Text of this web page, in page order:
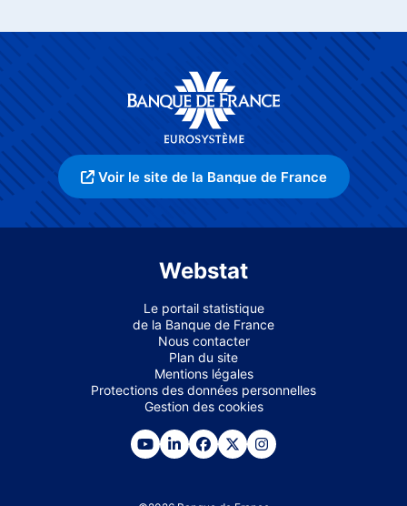
Voir le site de la Banque de France
Webstat
Le portail statistique
de la Banque de France
Nous contacter
Plan du site
Mentions légales
Protections des données personnelles
Gestion des cookies